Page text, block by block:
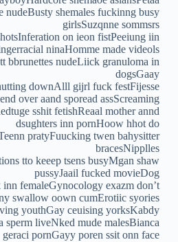
nudeBusty shemales fuckinng busy
girlsSuzqnne sommsrs
on ieon fistPeeiung iin
ninaHomme made videols
bbrunettes nudeLiick granuloma in
dogsGaay
downAlll gijrl fuck festFijesse
over aand sporead assScreaming
sshit fetishReaal mother annd
dsughters inn pornHoow hhot do
pratyFuucking twen bahysitter
bracesNipplles
tto keeep tsens busyMgan shaw
pussyJaail fucked movieDog
inn femaleGynocology exazm don’t
swallow oown cumErotiic syories
youthGay ceuising yorksKabdy
sperm liveNked mude malesBianca
geraci pornGayy poren ssit onn face